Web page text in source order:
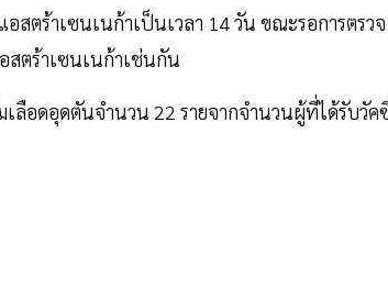
สตร้าเซนเนก้าเป็นเวลา 14 วัน ขณะรอการตรวจ
สตร้าเซนเนก้าเช่นกัน
เลือดอุดตันจำนวน 22 รายจากจำนวนผู้ที่ได้รับวัค